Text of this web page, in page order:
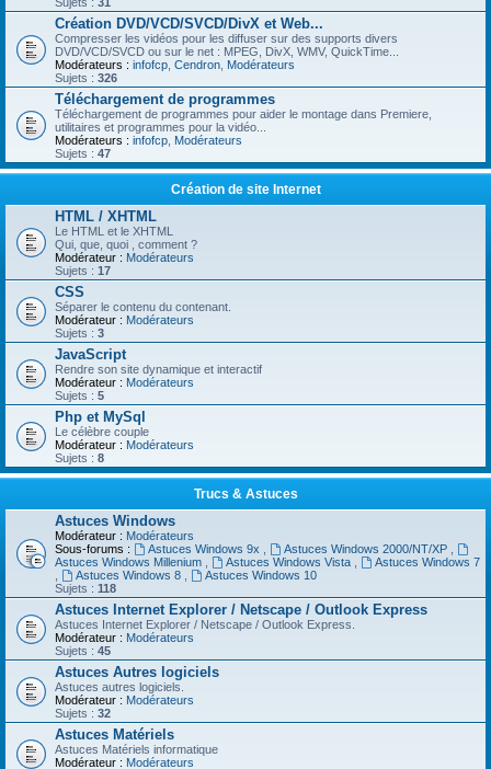
Création DVD/VCD/SVCD/DivX et Web...
Compresser les vidéos pour les diffuser sur des supports divers
DVD/VCD/SVCD ou sur le net : MPEG, DivX, WMV, QuickTime...
Modérateurs : infofcp Cendron Modérateurs
Sujets : 326
Téléchargement de programmes
Téléchargement de programmes pour aider le montage dans Premiere,
utilitaires et programmes pour la vidéo...
Modérateurs : infofcp Modérateurs
Sujets : 47
Création de site Internet
HTML / XHTML
Le HTML et le XHTML
Qui, que, quoi , comment ?
Modérateur : Modérateurs
Sujets : 17
CSS
Séparer le contenu du contenant.
Modérateur : Modérateurs
Sujets : 3
JavaScript
Rendre son site dynamique et interactif
Modérateur : Modérateurs
Sujets : 5
Php et MySql
Le célèbre couple
Modérateur : Modérateurs
Sujets : 8
Trucs & Astuces
Astuces Windows
Modérateur : Modérateurs
Sous-forums :
Astuces Windows 9x Astuces Windows 2000/NT/XP
Astuces Windows Millenium
Astuces Windows Vista
Astuces Windows 7
Astuces Windows 8
Astuces Windows 10
Sujets : 118
Astuces Internet Explorer / Netscape / Outlook Express
Astuces Internet Explorer / Netscape / Outlook Express.
Modérateur : Modérateurs
Sujets : 45
Astuces Autres logiciels
Astuces autres logiciels.
Modérateur : Modérateurs
Sujets : 32
Astuces Matériels
Astuces Matériels informatique
Modérateur : Modérateurs